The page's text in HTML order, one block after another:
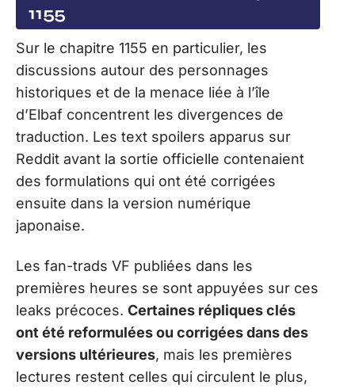
1155
Sur le chapitre 1155 en particulier, les
discussions autour des personnages
historiques et de la menace liée à l’île
d’Elbaf concentrent les divergences de
traduction. Les text spoilers apparus sur
Reddit avant la sortie officielle contenaient
des formulations qui ont été corrigées
ensuite dans la version numérique
japonaise.
Les fan-trads VF publiées dans les
premières heures se sont appuyées sur ces
leaks précoces. Certaines répliques clés
ont été reformulées ou corrigées dans des
versions ultérieures, mais les premières
lectures restent celles qui circulent le plus,